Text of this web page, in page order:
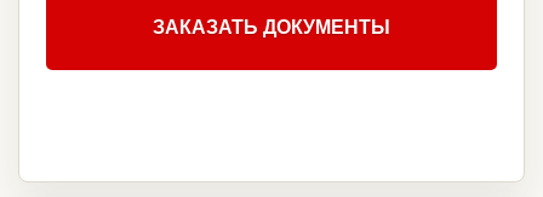
ЗАКАЗАТЬ ДОКУМЕНТЫ